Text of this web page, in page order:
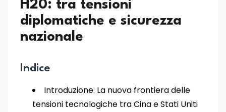
H20: tra tensioni
diplomatiche e sicurezza
nazionale
Indice
Introduzione: La nuova frontiera delle
tensioni tecnologiche tra Cina e Stati Uniti